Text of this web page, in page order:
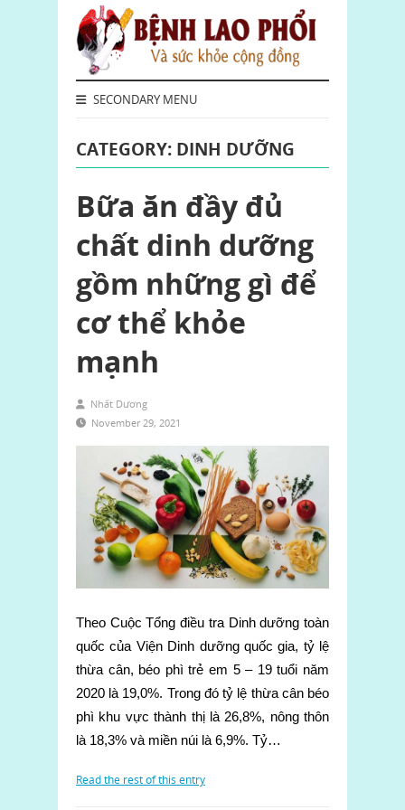
SECONDARY MENU
CATEGORY: DINH DƯỠNG
Bữa ăn đầy đủ
chất dinh dưỡng
gồm những gì để
cơ thể khỏe
mạnh
Nhất Dương
November 29, 2021
Theo Cuộc Tổng điều tra Dinh dưỡng toàn
quốc của Viện Dinh dưỡng quốc gia, tỷ lệ
thừa cân, béo phì trẻ em 5 – 19 tuổi năm
2020 là 19,0%. Trong đó tỷ lệ thừa cân béo
phì khu vực thành thị là 26,8%, nông thôn
là 18,3% và miền núi là 6,9%. Tỷ…
Read the rest of this entry